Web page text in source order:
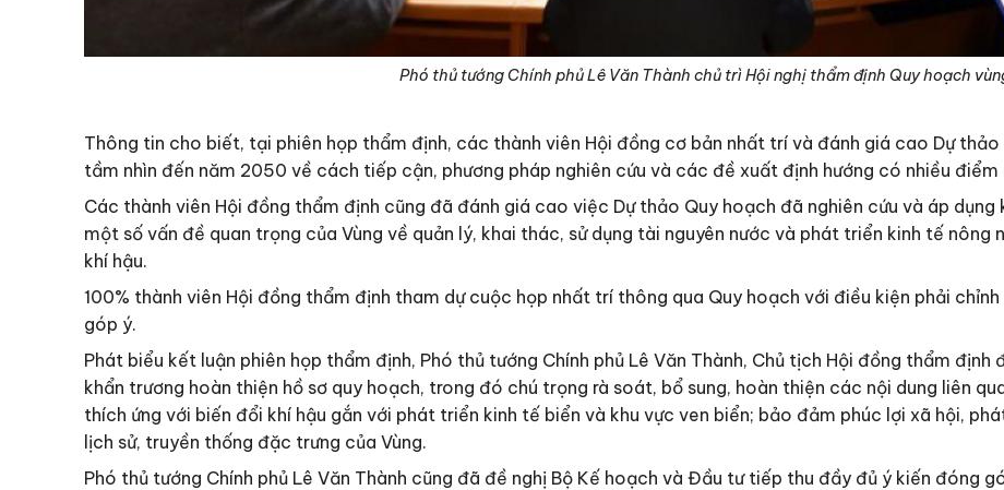
Phó thủ tướng Chính phủ Lê Văn Thành chủ trì Hội nghị thẩm định Quy hoạch
Thông tin cho biết, tại phiên họp thẩm định, các thành viên Hội đồng cơ bản nhất trí và đánh giá cao Dự
tầm nhìn đến năm 2050 về cách tiếp cận, phương pháp nghiên cứu và các đề xuất định hướng có nhiều
Các thành viên Hội đồng thẩm định cũng đã đánh giá cao việc Dự thảo Quy hoạch đã nghiên cứu và áp
một số vấn đề quan trọng của Vùng về quản lý, khai thác, sử dụng tài nguyên nước và phát triển kinh tế
khí hậu.
100% thành viên Hội đồng thẩm định tham dự cuộc họp nhất trí thông qua Quy hoạch với điều kiện phải
góp ý.
Phát biểu kết luận phiên họp thẩm định, Phó thủ tướng Chính phủ Lê Văn Thành, Chủ tịch Hội đồng thẩm
khẩn trương hoàn thiện hồ sơ quy hoạch, trong đó chú trọng rà soát, bổ sung, hoàn thiện các nội dung liên
thích ứng với biến đổi khí hậu gắn với phát triển kinh tế biển và khu vực ven biển; bảo đảm phúc lợi xã hội,
lịch sử, truyền thống đặc trưng của Vùng.
Phó thủ tướng Chính phủ Lê Văn Thành cũng đã đề nghị Bộ Kế hoạch và Đầu tư tiếp thu đầy đủ ý kiến đóng